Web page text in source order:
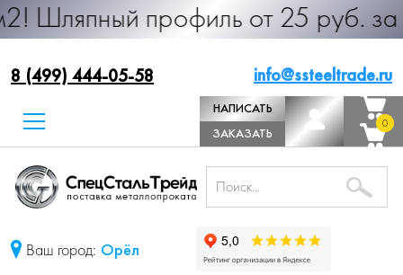
профиль от 25 руб. за м.п.
8 (499) 444-05-58 info@ssteeltrade.ru
НАПИСАТЬ
ДИРЕКТОРУ
ЗАКАЗАТЬ
ЗВОНОК
0
0
Ваш город: Орёл